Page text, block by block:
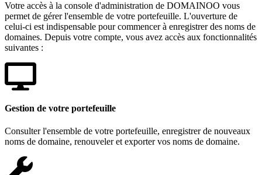
Votre accès à la console d'administration de DOMAINOO vous
permet de gérer l'ensemble de votre portefeuille. L'ouverture de
celui-ci est indispensable pour commencer à enregistrer des noms de
domaines. Depuis votre compte, vous avez accès aux fonctionnalités
suivantes :
Gestion de votre portefeuille
Consulter l'ensemble de votre portefeuille, enregistrer de nouveaux
noms de domaine, renouveler et exporter vos noms de domaine.